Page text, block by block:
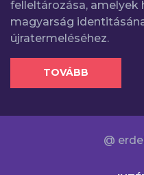
felleltározása, amelyek
magyarság
újratermeléséhez.
TOVÁBB
@